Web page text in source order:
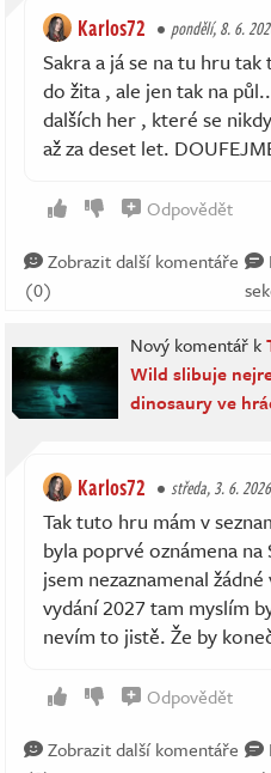
Karlos72 pondělí, 8. 6.
Sakra a já se na tu hru
do žita , ale jen tak na
dalších her , které se
až za deset let.
Odpovědět
Zobrazit další komentáře
(0)
Nový komentář k
Wild slibuje
dinosaury ve
Karlos72 středa, 3. 6.
Tak tuto hru mám v
byla poprvé oznámena
jsem nezaznamenal
vydání 2027 tam myslím
nevím to jistě. Že by
Odpovědět
Zobrazit další komentáře